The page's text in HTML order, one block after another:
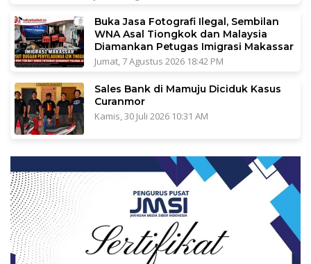
Buka Jasa Fotografi Ilegal, Sembilan
WNA Asal Tiongkok dan Malaysia
Diamankan Petugas Imigrasi Makassar
Jumat, 7 Agustus 2026 18:42 PM
Sales Bank di Mamuju Diciduk Kasus
Curanmor
Kamis, 30 Juli 2026 10:31 AM